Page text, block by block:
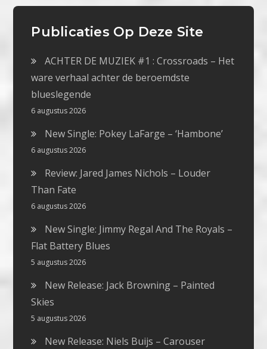
Publicaties Op Deze Site
ACHTER DE MUZIEK #1 : Crossroads – Het
ware verhaal achter de beroemdste
blueslegende
6 augustus 2026
New Single: Pokey LaFarge – ‘Hambone’
6 augustus 2026
Review: Jared James Nichols – Louder
Than Fate
6 augustus 2026
New Single: Jimmy Regal And The Royals –
Flat Battery Blues
5 augustus 2026
New Release: Jack Browning – Painted
Skies
5 augustus 2026
New Release: Niels Buijs – Carouser